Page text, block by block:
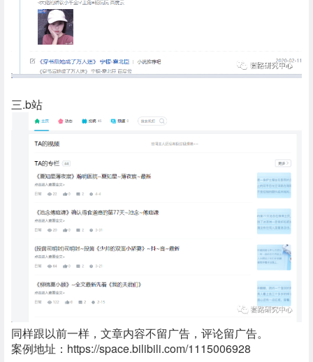
三.b站
同样跟以前一样，文章内容不留广告，评论留广告。
案例地址：https://space.bilibili.com/1115006928